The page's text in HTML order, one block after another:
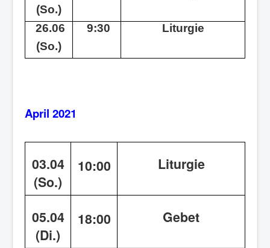
(So.)
26.06
(So.)
9:30 Liturgie
April 2021
03.04
(So.)
10:00 Liturgie
05.04
(Di.)
18:00 Gebet